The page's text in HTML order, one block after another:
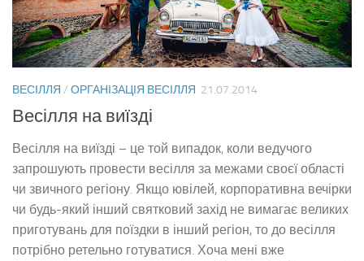
ВЕСІЛЛЯ / ОРГАНІЗАЦІЯ ВЕСІЛЛЯ 21.07.2014
Весілля на виїзді
Весілля на виїзді – це той випадок, коли ведучого
запрошують провести весілля за межами своєї області
чи звичного регіону. Якщо ювілей, корпоративна вечірки
чи будь-який інший святковий захід не вимагає великих
приготувань для поїздки в інший регіон, то до весілля
потрібно ретельно готуватися. Хоча мені вже